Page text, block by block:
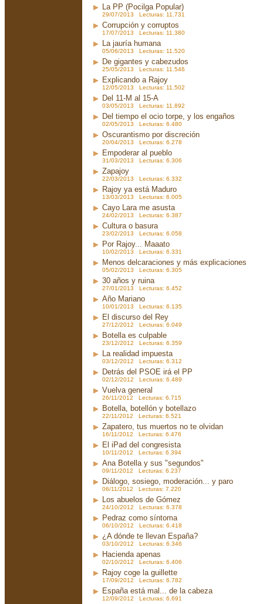
La PP (Pocilga Popular)
29/07/2013 Lecturas: 11.731
Corrupción y corruptos
17/07/2013 Lecturas: 11.380
La jauría humana
05/06/2013 Lecturas: 11.520
De gigantes y cabezudos
25/05/2013 Lecturas: 11.546
Explicando a Rajoy
12/05/2013 Lecturas: 11.502
Del 11-M al 15-A
03/05/2013 Lecturas: 11.892
Del tiempo el ocio torpe, y los engaños
02/05/2013 Lecturas: 6.480
Oscurantismo por discreción
20/04/2013 Lecturas: 6.278
Empoderar al pueblo
31/03/2013 Lecturas: 6.306
Zapajoy
22/03/2013 Lecturas: 6.332
Rajoy ya está Maduro
13/03/2013 Lecturas: 6.005
Cayo Lara me asusta
24/02/2013 Lecturas: 6.387
Cultura o basura
23/02/2013 Lecturas: 6.058
Por Rajoy... Maaato
10/02/2013 Lecturas: 6.331
Menos delcaraciones y más explicaciones
05/02/2013 Lecturas: 6.305
30 años y ruina
27/01/2013 Lecturas: 6.452
Año Mariano
10/01/2013 Lecturas: 6.135
El discurso del Rey
27/12/2012 Lecturas: 6.049
Botella es culpable
23/12/2012 Lecturas: 6.359
La realidad impuesta
03/12/2012 Lecturas: 6.312
Detrás del PSOE irá el PP
02/12/2012 Lecturas: 6.489
Vuelva general
26/11/2012 Lecturas: 6.715
Botella, botellón y botellazo
22/11/2012 Lecturas: 6.521
Zapatero, tus muertos no te olvidan
16/11/2012 Lecturas: 6.476
El iPad del congresista
10/11/2012 Lecturas: 6.394
Ana Botella y sus "segundos"
09/11/2012 Lecturas: 6.237
Diálogo, sosiego, moderación... y paro
06/11/2012 Lecturas: 7.220
Los abuelos de Gómez
24/10/2012 Lecturas: 6.378
Pedraz como síntoma
06/10/2012 Lecturas: 6.418
¿A dónde te llevan España?
03/10/2012 Lecturas: 6.346
Hacienda apenas
02/10/2012 Lecturas: 6.406
Rajoy coge la guillette
17/09/2012 Lecturas: 6.782
España está mal... de la cabeza
12/09/2012 Lecturas: 6.691